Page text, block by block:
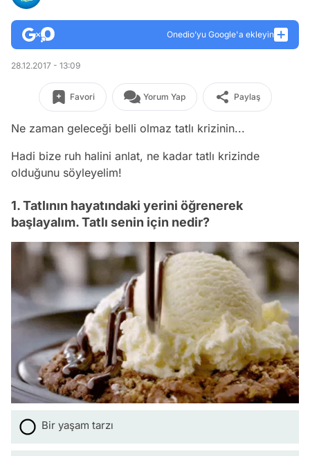
Onedio’yu Google'a ekleyin
28.12.2017 - 13:09
Favori Yorum Yap Paylaş
Ne zaman geleceği belli olmaz tatlı krizinin...
Hadi bize ruh halini anlat, ne kadar tatlı krizinde
olduğunu söyleyelim!
1. Tatlının hayatındaki yerini öğrenerek
başlayalım. Tatlı senin için nedir?
Bir yaşam tarzı